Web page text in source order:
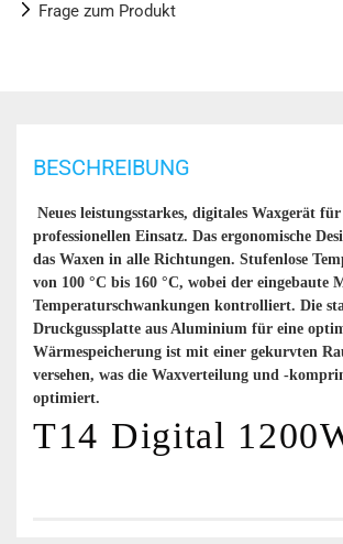
Frage zum Produkt
BESCHREIBUNG
Neues leistungsstarkes, digitales Waxgerät
professionellen Einsatz. Das ergonomische
das Waxen in alle Richtungen. Stufenlose
von 100 °C bis 160 °C, wobei der eingebaute
Temperaturschwankungen kontrolliert. Die
Druckgussplatte aus Aluminium für eine
Wärmespeicherung ist mit einer gekurvten
versehen, was die Waxverteilung und -
optimiert.
T14 Digital